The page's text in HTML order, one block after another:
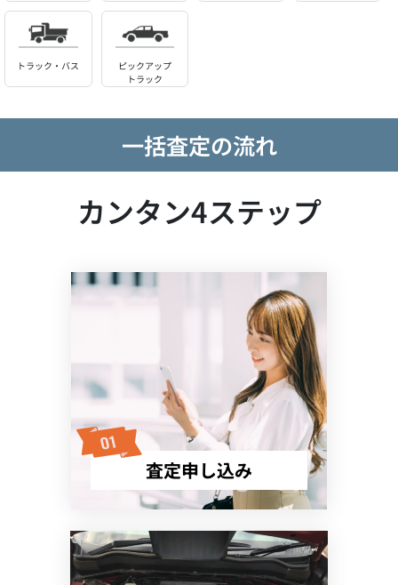
トラック・バス
ピックアップ
トラック
一括査定の流れ
カンタン4ステップ
査定申し込み